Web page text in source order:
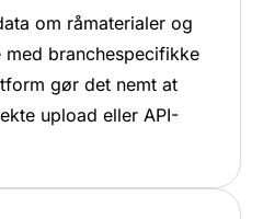
om råmaterialer og
branchespecifikke
gør det nemt at
upload eller API-